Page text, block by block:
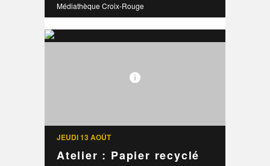
Médiathèque Croix-Rouge
JEUDI 13 AOÛT
Atelier : Papier recyclé